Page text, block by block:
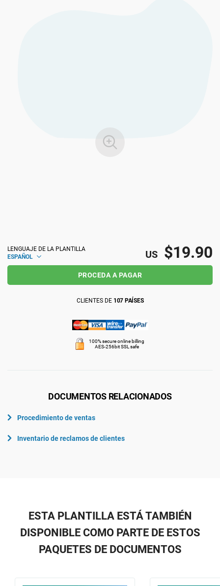
IATF 16949
Aeroespacial
LENGUAJE DE LA PLANTILLA
ESPAÑOL
US $19.90
PROCEDA A PAGAR
CLIENTES DE 107 PAÍSES
100% secure online billing
AES-256bit SSL safe
DOCUMENTOS RELACIONADOS
Procedimiento de ventas
Inventario de reclamos de clientes
ESTA PLANTILLA ESTÁ TAMBIÉN
DISPONIBLE COMO PARTE DE ESTOS
PAQUETES DE DOCUMENTOS